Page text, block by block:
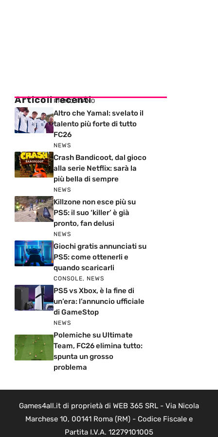
Articoli recenti
PRIMO PIANO
Altro che Yamal: svelato il
talento più forte di tutto
FC26
NEWS
Crash Bandicoot, dal gioco
alla serie Netflix: sarà la
più bella di sempre
NEWS
Killzone non esce più su
PS5: il suo ‘killer’ è già
pronto, fan delusi
NEWS
Giochi gratis annunciati su
PS5: come ottenerli e
quando scaricarli
CONSOLE, NEWS
PS5 vs Xbox, è la fine di
un’era: l’annuncio ufficiale
di GameStop
NEWS
Polemiche su Ultimate
Team, FC26 elimina tutto:
spunta un grosso
problema
Games4all.it di proprietà di WEB 365 SRL - Via Nicola
Marchese 10, 00141 Roma (RM) - Codice Fiscale e
Partita I.V.A. 12279101005